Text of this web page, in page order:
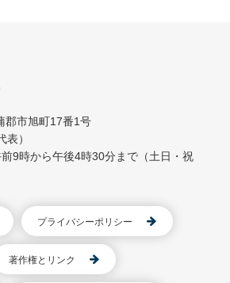
市旭町17番1号
）
9時から午後4時30分まで（土日・祝
プライバシーポリシー
著作権とリンク